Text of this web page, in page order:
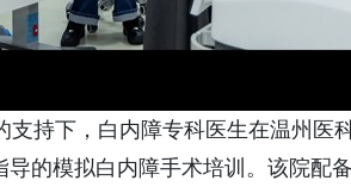
支持下，白内障专科医生在温州医
导的模拟白内障手术培训。该院配